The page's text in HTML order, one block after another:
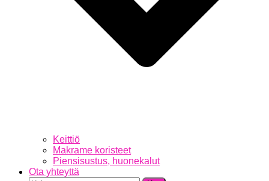
Keittiö
Makrame koristeet
Piensisustus, huonekalut
Ota yhteyttä